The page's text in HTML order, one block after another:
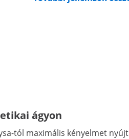
ágyon
tól maximális kényelmet